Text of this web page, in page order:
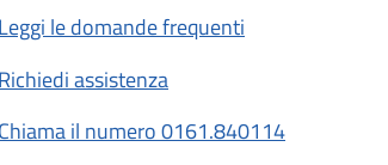
le domande frequenti
assistenza
il numero 0161.840114